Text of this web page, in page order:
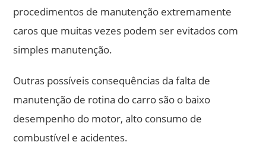
procedimentos de manutenção extremamente
caros que muitas vezes podem ser evitados com
simples manutenção.
Outras possíveis consequências da falta de
manutenção de rotina do carro são o baixo
desempenho do motor, alto consumo de
combustível e acidentes.